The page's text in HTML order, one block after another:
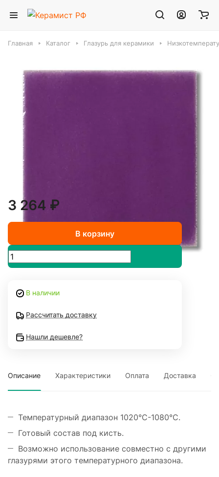
Главная Каталог Глазурь для керамики
FG-1062 Виолетта глазурь Terracolor (500
мл)
Объём :
200 мл
3 264 ₽
В корзину
В наличии
Рассчитать доставку
Нашли дешевле?
Описание Характеристики Оплата Доставка
Температурный диапазон 1020°C-1080°C.
Готовый состав под кисть.
Возможно использование совместно с другими
глазурями этого температурного диапазона.